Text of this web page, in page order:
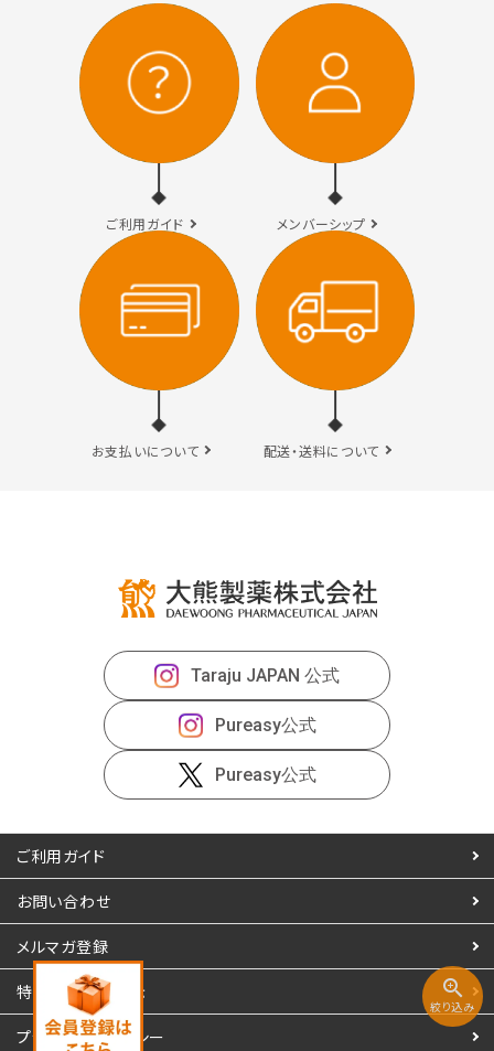
zoom_in
絞り込み
キーワード
検索する
ご利用ガイド メンバーシップ
お支払いについて 配送・送料について
Taraju JAPAN 公式
Pureasy公式
Pureasy公式
ご利用ガイド
お問い合わせ
メルマガ登録
特定商取引法表示
プライバシーポリシー